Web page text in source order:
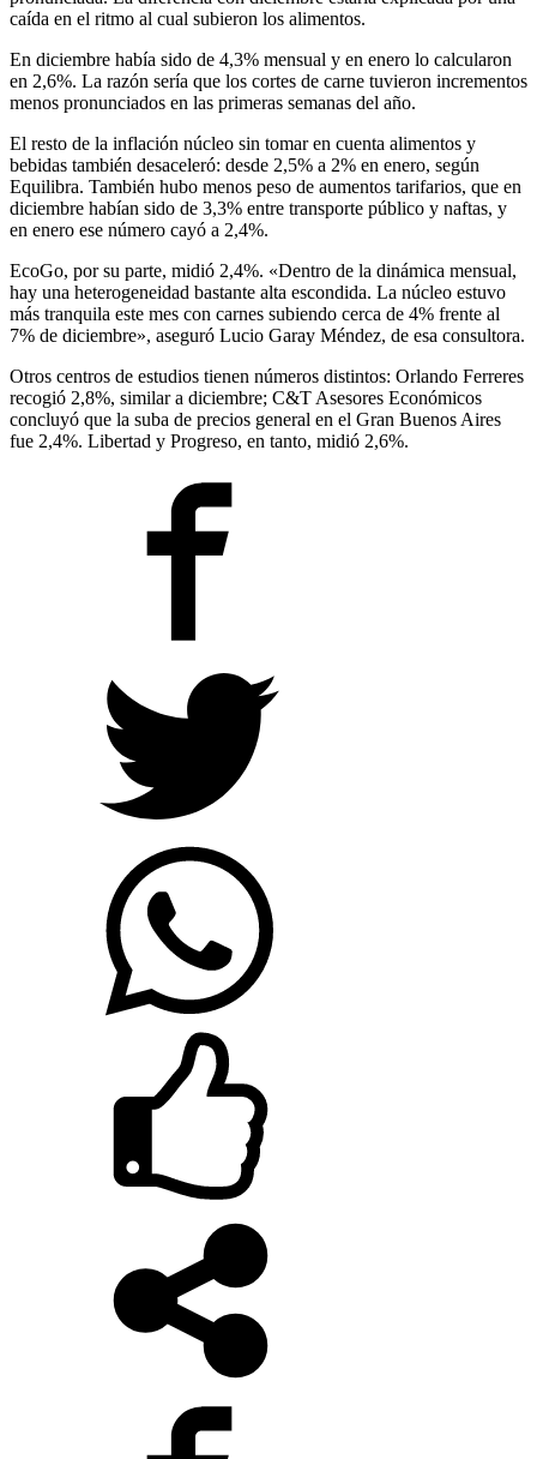
caída en el ritmo al cual subieron los alimentos.
En diciembre había sido de 4,3% mensual y en enero lo calcularon
en 2,6%. La razón sería que los cortes de carne tuvieron incrementos
menos pronunciados en las primeras semanas del año.
El resto de la inflación núcleo sin tomar en cuenta alimentos y
bebidas también desaceleró: desde 2,5% a 2% en enero, según
Equilibra. También hubo menos peso de aumentos tarifarios, que en
diciembre habían sido de 3,3% entre transporte público y naftas, y
en enero ese número cayó a 2,4%.
EcoGo, por su parte, midió 2,4%. «Dentro de la dinámica mensual,
hay una heterogeneidad bastante alta escondida. La núcleo estuvo
más tranquila este mes con carnes subiendo cerca de 4% frente al
7% de diciembre», aseguró Lucio Garay Méndez, de esa consultora.
Otros centros de estudios tienen números distintos: Orlando Ferreres
recogió 2,8%, similar a diciembre; C&T Asesores Económicos
concluyó que la suba de precios general en el Gran Buenos Aires
fue 2,4%. Libertad y Progreso, en tanto, midió 2,6%.